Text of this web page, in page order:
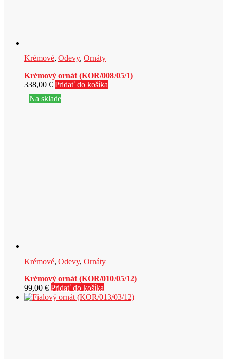
Krémové, Odevy, Ornáty
Krémový ornát (KOR/008/05/1)
338,00 € Pridať do košíka
Na sklade
Krémové, Odevy, Ornáty
Krémový ornát (KOR/010/05/12)
99,00 € Pridať do košíka